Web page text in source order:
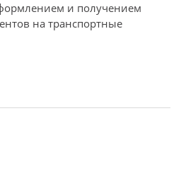
и получением
на транспортные